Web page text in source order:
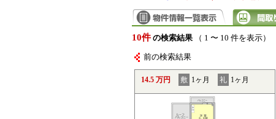
10件 の検索結果（ 1 〜 10 件を表示）
前の検索結果
14.5 万円 敷 1ヶ月 礼 1ヶ月